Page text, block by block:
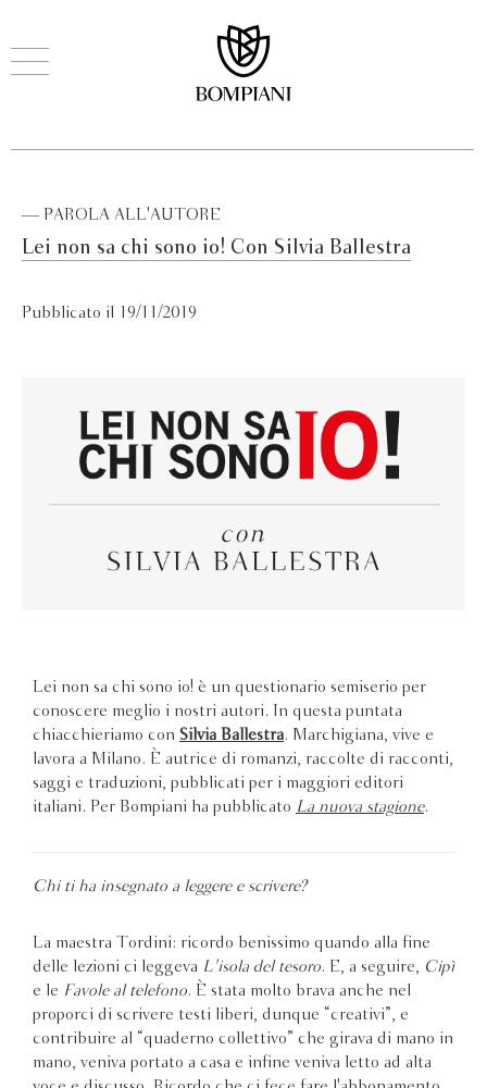
— PAROLA ALL'AUTORE
Lei non sa chi sono io! Con Silvia Ballestra
Pubblicato il 19/11/2019
Lei non sa chi sono io! è un questionario semiserio per
conoscere meglio i nostri autori. In questa puntata
chiacchieriamo con Silvia Ballestra. Marchigiana, vive e
lavora a Milano. È autrice di romanzi, raccolte di racconti,
saggi e traduzioni, pubblicati per i maggiori editori
italiani. Per Bompiani ha pubblicato La nuova stagione.
Chi ti ha insegnato a leggere e scrivere?
La maestra Tordini: ricordo benissimo quando alla fine
delle lezioni ci leggeva L'isola del tesoro. E, a seguire,
Cipì
e le Favole al telefono. È stata molto brava anche nel
proporci di scrivere testi liberi, dunque “creativi”, e
contribuire al “quaderno collettivo” che girava di mano in
mano, veniva portato a casa e infine veniva letto ad alta